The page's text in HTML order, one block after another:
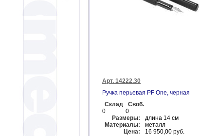
Арт. 14222.30
Ручка перьевая PF One, черная
Склад
Своб.
0
0
Размеры:
длина 14 см
Материалы:
металл
Цена:
16 950,00 руб.